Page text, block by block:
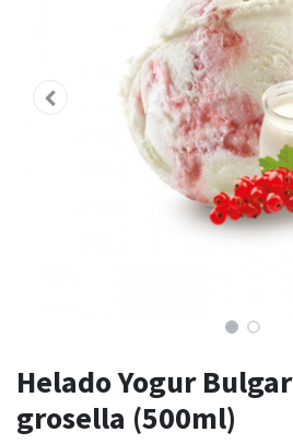
Helado Yogur
grosella (500ml)